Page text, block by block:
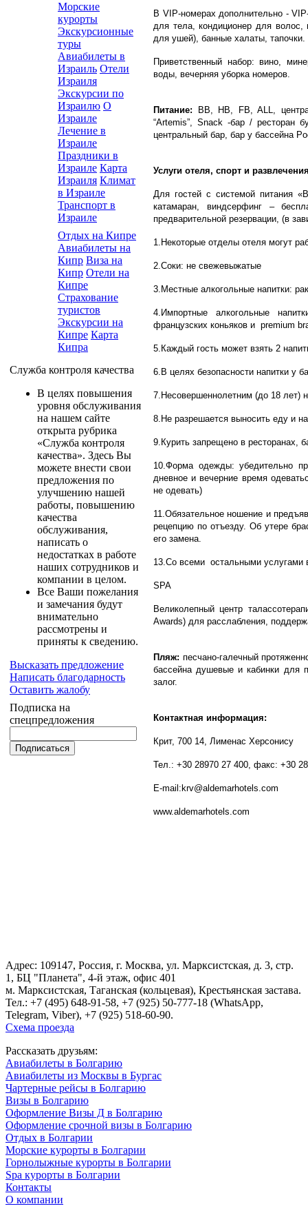
Морские
курорты
Экскурсионные
туры
Авиабилеты в
Израиль Отели
Израиля
Экскурсии по
Израилю О
Израиле
Лечение в
Израиле
Праздники в
Израиле Карта
Израиля Климат
в Израиле
Транспорт в
Израиле
Отдых на Кипре
Авиабилеты на
Кипр Виза на
Кипр Отели на
Кипре
Страхование
туристов
Экскурсии на
Кипре Карта
Кипра
Служба контроля качества
В целях повышения
уровня обслуживания
на нашем сайте
открыта рубрика
«Служба контроля
качества». Здесь Вы
можете внести свои
предложения по
улучшению нашей
работы, повышению
качества
обслуживания,
написать о
недостатках в работе
наших сотрудников и
компании в целом.
Все Ваши пожелания
и замечания будут
внимательно
рассмотрены и
приняты к сведению.
Высказать предложение
Написать благодарность
Оставить жалобу
Подписка на
спецпредложения
В VIP-номерах дополнительно -
для тела, кондиционер для
для ушей), банные халаты, тапочки.
Приветственный набор: вино,
воды, вечерняя уборка номеров.
Питание:
ВВ, НВ, FB, ALL,
“Artemis”, Snack -бар / ресторан
центральный бар, бар у бассейна
Услуги отеля, спорт и
Для гостей с системой питания
катамаран, виндсерфинг –
предварительной резервации, (в
1.Некоторые отделы отеля могут
2.Соки: не свежевыжатые
3.Местные алкогольные напитки:
4.Импортные алкогольные
французских коньяков и premium
5.Каждый гость может взять 2
6.В целях безопасности напитки у
7.Несовершеннолетним (до 18 лет)
8.Не разрешается выносить еду и
9.Курить запрещено в ресторанах,
10.Форма одежды: убедительно
дневное и вечерние время
не одевать)
11.Обязательное ношение и
рецепцию по отъезду. Об утере
его замена.
13.Со всеми остальными услугами
SPA
Великолепный центр
Awards) для расслабления,
Пляж: песчано-галечный
бассейна душевые и кабинки для
залог.
Контактная информация:
Крит, 700 14, Лименас Херсонису
Тел.: +30 28970 27 400, факс: +30
E-mail:krv@aldemarhotels.com
www.aldemarhotels.com
Адрес: 109147, Россия, г. Москва, ул. Марксистская, д. 3, стр.
1, БЦ "Планета", 4-й этаж, офис 401
м. Марксистская, Таганская (кольцевая), Крестьянская застава.
Тел.: +7 (495) 648-91-58, +7 (925) 50-777-18 (WhatsApp,
Telegram, Viber), +7 (925) 518-60-90.
Схема проезда
Рассказать друзьям:
Авиабилеты в Болгарию
Авиабилеты из Москвы в Бургас
Чартерные рейсы в Болгарию
Визы в Болгарию
Оформление Визы Д в Болгарию
Оформление срочной визы в Болгарию
Отдых в Болгарии
Морские курорты в Болгарии
Горнолыжные курорты в Болгарии
Spa курорты в Болгарии
Контакты
О компании